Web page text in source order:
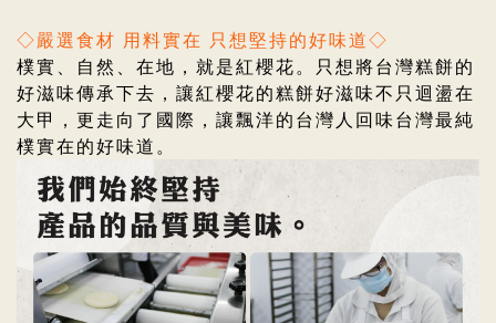
◇嚴選食材 用料實在 只想堅持的好味道◇
樸實、自然、在地，就是紅櫻花。只想將台灣糕餅的
好滋味傳承下去， 讓紅櫻花的糕餅好滋味不只迴盪在
大甲，更走向了國際，讓飄洋的台灣人回味台灣最純
樸實在的好味道。